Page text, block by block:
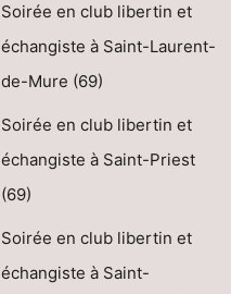
Soirée en club libertin et
échangiste à Saint-Laurent-
de-Mure (69)
Soirée en club libertin et
échangiste à Saint-Priest
(69)
Soirée en club libertin et
échangiste à Saint-